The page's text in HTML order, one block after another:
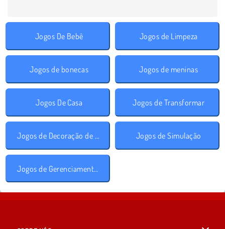
Jogos De Bebê Jogos de Limpeza
Jogos de bonecas Jogos de meninas
Jogos De Casa Jogos de Transformar
Jogos de Decoração de Quarto Jogos de Simulação
Jogos de Gerenciamento de Tempo